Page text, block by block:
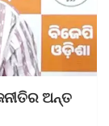
ଅନ୍ତ